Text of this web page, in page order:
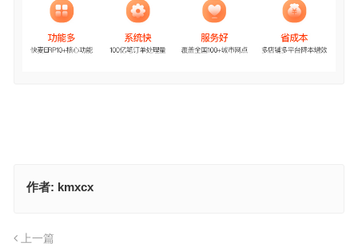
作者: kmxcx
上一篇